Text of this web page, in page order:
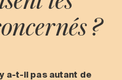
?
a-t-il pas autant de